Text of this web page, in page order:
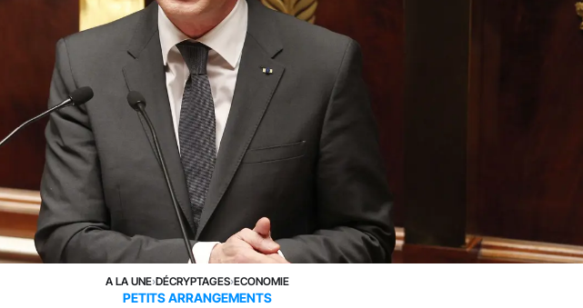
A LA UNE›DÉCRYPTAGES›ECONOMIE
PETITS ARRANGEMENTS